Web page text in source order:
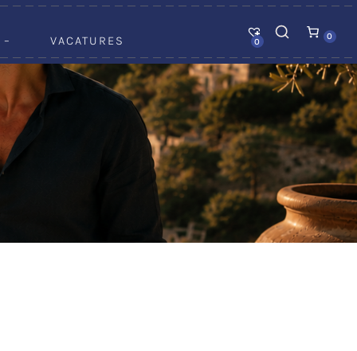
VACATURES 0 0